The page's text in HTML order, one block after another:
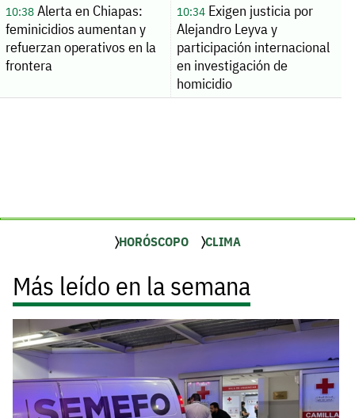
10:38Alerta en Chiapas:
feminicidios aumentan y
refuerzan operativos en la
frontera
10:34Exigen justicia por
Alejandro Leyva y
participación internacional
en investigación de
homicidio
HORÓSCOPO CLIMA
Más leído en la semana